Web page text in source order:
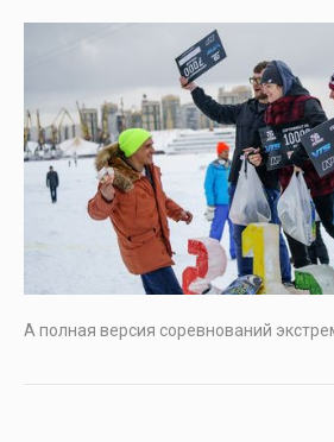
А полная версия соревнований